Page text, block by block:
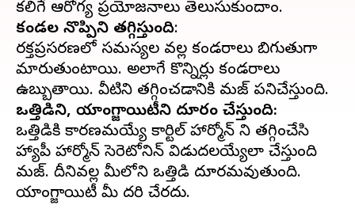
కండరాల నొప్పిని తగ్గిస్తుంది:
రక్తప్రసరణలో సమస్యల వల్ల కండరాలు బిగుతుగా
మారుతుంటాయి. అలాగే కొన్నిసార్లు కండరాలు
ఒత్తిడిని, యాంగ్జాయిటీని దూరం చేస్తుంది:
ఒత్తిడికి కారణమయ్యే కార్టిసాల్ హార్మోన్ ని తగ్గించేసి
హ్యాపీ హార్మోన్ సెరెటోనిన్ విడుదలయ్యేలా చేస్తుంది
మసాజ్. దీనివల్ల మీలోని ఒత్తిడి దూరమవుతుంది.